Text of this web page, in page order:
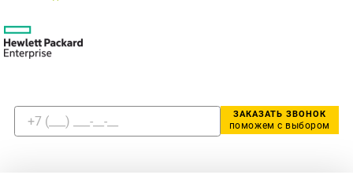
ЗАКАЗАТЬ ЗВОНОК
поможем с выбором